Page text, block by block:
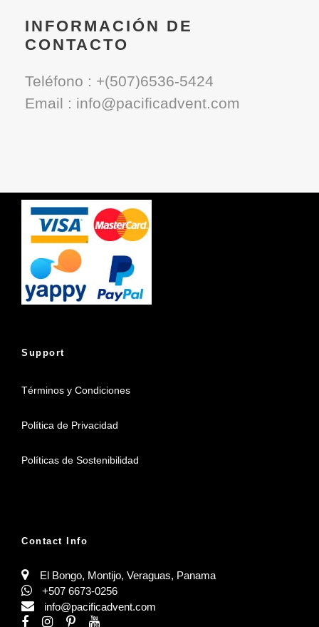
INFORMACIÓN DE
CONTACTO
Teléfono : +(507)6536-5424
Email : info@pacificadvent.com
Support
Términos y Condiciones
Política de Privacidad
Políticas de Sostenibilidad
Contact Info
El Bongo, Montijo, Veraguas, Panama
+507 6673-0256
info@pacificadvent.com